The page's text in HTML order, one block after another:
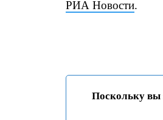
РИА Новости.
Поскольку вы